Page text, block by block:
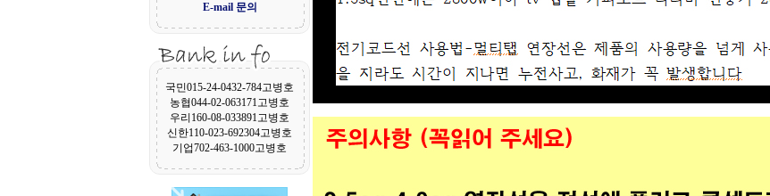
E-mail 문의
국민015-24-0432-784고병호
농협044-02-063171고병호
우리160-08-033891고병호
신한110-023-692304고병호
기업702-463-1000고병호